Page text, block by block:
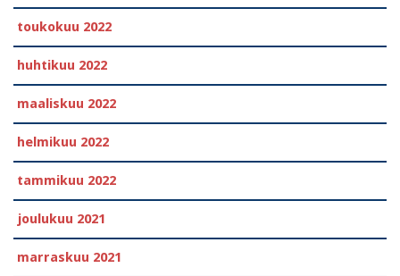
toukokuu 2022
huhtikuu 2022
maaliskuu 2022
helmikuu 2022
tammikuu 2022
joulukuu 2021
marraskuu 2021